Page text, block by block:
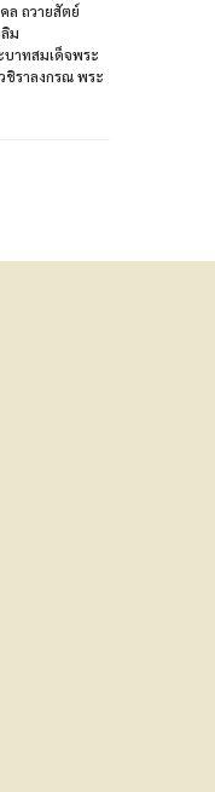
ล ถวายสัตย์
ม
าทสมเด็จพระ
ชิราลงกรณ พระ